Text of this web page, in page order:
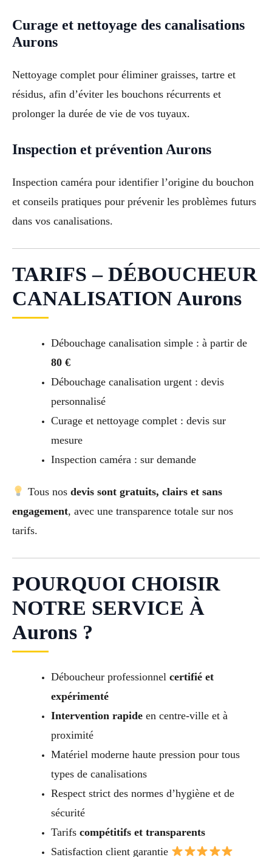
Curage et nettoyage des canalisations
Aurons
Nettoyage complet pour éliminer graisses, tartre et
résidus, afin d’éviter les bouchons récurrents et
prolonger la durée de vie de vos tuyaux.
Inspection et prévention Aurons
Inspection caméra pour identifier l’origine du bouchon
et conseils pratiques pour prévenir les problèmes futurs
dans vos canalisations.
TARIFS – DÉBOUCHEUR
CANALISATION Aurons
Débouchage canalisation simple : à partir de
80 €
Débouchage canalisation urgent : devis
personnalisé
Curage et nettoyage complet : devis sur
mesure
Inspection caméra : sur demande
Tous nos devis sont gratuits, clairs et sans
engagement, avec une transparence totale sur nos
tarifs.
POURQUOI CHOISIR
NOTRE SERVICE À
Aurons ?
Déboucheur professionnel certifié et
expérimenté
Intervention rapideen centre-ville et à
proximité
Matériel moderne haute pression pour tous
types de canalisations
Respect strict des normes d’hygiène et de
sécurité
Tarifs compétitifs et transparents
Satisfaction client garantie